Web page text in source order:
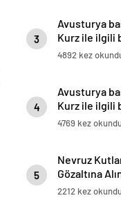
3
Avusturya
Kurz ile ilgili
4892 kez
4
Avusturya
Kurz ile ilgili
4769 kez okundu
5
Nevruz
Gözaltına
2212 kez okundu